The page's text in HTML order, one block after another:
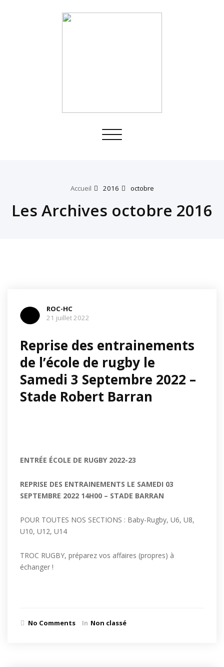
Toggle
Accueil 2016 octobre
Les Archives octobre 2016
ROC-HC
21 juillet 2022
Reprise des entrainements
de l’école de rugby le
Samedi 3 Septembre 2022 –
Stade Robert Barran
ENTRÉE ÉCOLE DE RUGBY 2022-23
REPRISE DES ENTRAINEMENTS LE SAMEDI 03
SEPTEMBRE 2022 14H00 – STADE BARRAN
POUR TOUTES NOS SECTIONS : Baby-Rugby, U6, U8,
U10, U12, U14
TROC RUGBY, préparez vos affaires (propres) à
échanger !
No Comments In Non classé